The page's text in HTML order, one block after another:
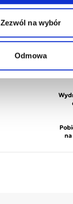
Zezwól na wybór
Odmowa
na